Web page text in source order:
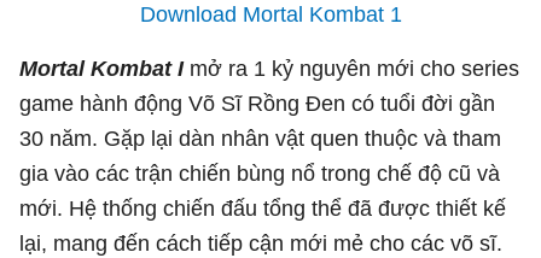
Download Mortal Kombat 1
Mortal Kombat Imở ra 1 kỷ nguyên mới cho series
game hành động Võ Sĩ Rồng Đen có tuổi đời gần
30 năm. Gặp lại dàn nhân vật quen thuộc và tham
gia vào các trận chiến bùng nổ trong chế độ cũ và
mới. Hệ thống chiến đấu tổng thể đã được thiết kế
lại, mang đến cách tiếp cận mới mẻ cho các võ sĩ.